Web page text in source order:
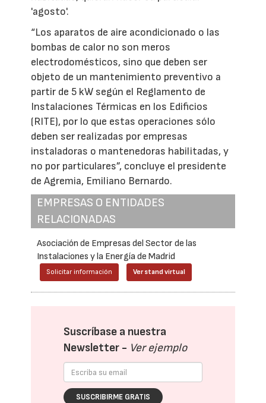
'agosto'.
“Los aparatos de aire acondicionado o las
bombas de calor no son meros
electrodomésticos, sino que deben ser
objeto de un mantenimiento preventivo a
partir de 5 kW según el Reglamento de
Instalaciones Térmicas en los Edificios
(RITE), por lo que estas operaciones sólo
deben ser realizadas por empresas
instaladoras o mantenedoras habilitadas, y
no por particulares”, concluye el presidente
de Agremia, Emiliano Bernardo.
EMPRESAS O ENTIDADES
RELACIONADAS
Asociación de Empresas del Sector de las
Instalaciones y la Energía de Madrid
Solicitar información Ver stand virtual
Suscríbase a nuestra
Newsletter - Ver ejemplo
SUSCRIBIRME GRATIS